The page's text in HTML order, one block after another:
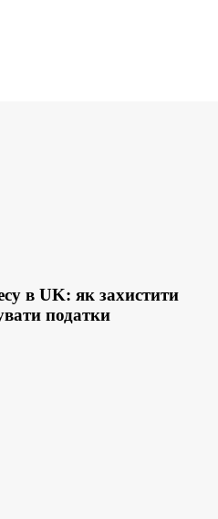
в UK: як захистити
податки